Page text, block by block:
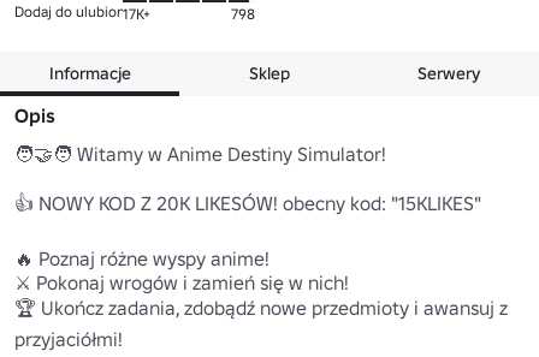
Dodaj do ulubionych
17K+ 798
Informacje Sklep Serwery
Opis
🧑‍🤝‍🧑 Witamy w Anime Destiny Simulator!
👍 NOWY KOD Z 20K LIKESÓW! obecny kod: "15KLIKES"
🔥 Poznaj różne wyspy anime!
⚔️ Pokonaj wrogów i zamień się w nich!
🏆 Ukończ zadania, zdobądź nowe przedmioty i awansuj z
przyjaciółmi!